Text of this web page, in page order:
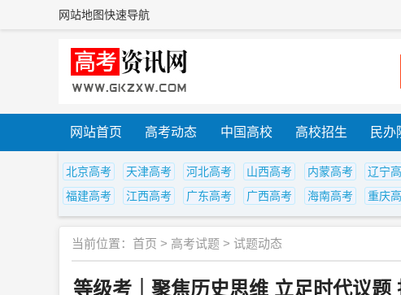
网站地图快速导航
网站首页 高考动态 中国高校 高校招生 民办
北京高考 天津高考 河北高考 山西高考 内蒙高考 辽宁
福建高考
江西高考 广东高考 广西高考 海南高考 重庆
当前位置： 首页 > 高考试题 > 试题动态
等级考｜聚焦历史思维 立足时代议